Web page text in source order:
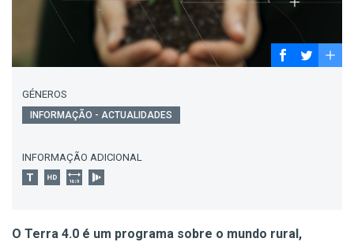
GÉNEROS
INFORMAÇÃO - ACTUALIDADES
INFORMAÇÃO ADICIONAL
O Terra 4.0 é um programa sobre o mundo rural,